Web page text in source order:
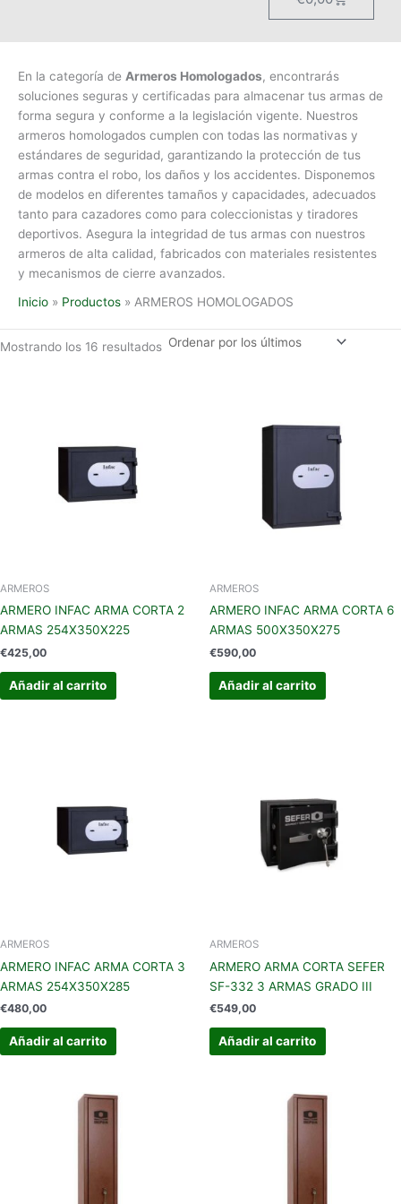
En la categoría de Armeros Homologados, encontrarás
soluciones seguras y certificadas para almacenar tus armas de
forma segura y conforme a la legislación vigente. Nuestros
armeros homologados cumplen con todas las normativas y
estándares de seguridad, garantizando la protección de tus
armas contra el robo, los daños y los accidentes. Disponemos
de modelos en diferentes tamaños y capacidades, adecuados
tanto para cazadores como para coleccionistas y tiradores
deportivos. Asegura la integridad de tus armas con nuestros
armeros de alta calidad, fabricados con materiales resistentes
y mecanismos de cierre avanzados.
Inicio
Productos ARMEROS HOMOLOGADOS
Mostrando los 16 resultados
ARMEROS
ARMERO INFAC ARMA CORTA 2
ARMAS 254X350X225
€425,00
Añadir al carrito
ARMEROS
ARMERO INFAC ARMA CORTA 6
ARMAS 500X350X275
€590,00
Añadir al carrito
ARMEROS
ARMERO INFAC ARMA CORTA 3
ARMAS 254X350X285
€480,00
Añadir al carrito
ARMEROS
ARMERO ARMA CORTA SEFER
SF-332 3 ARMAS GRADO III
€549,00
Añadir al carrito